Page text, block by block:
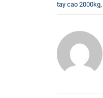
tay cao 2000kg,